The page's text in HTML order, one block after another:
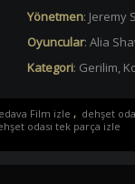
Yönetmen: Jeremy
Oyuncular: Alia
Kategori: Gerilim,
Film izle , dehşet
odası tek parça izle